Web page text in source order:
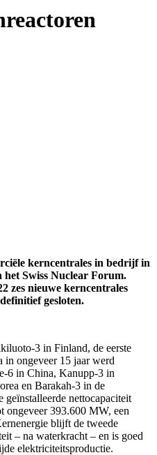
kerncentrales in bedrijf in
het Swiss Nuclear Forum.
zes nieuwe kerncentrales
gesloten.
3 in Finland, de eerste
in ongeveer 15 jaar werd
6 in China, Kanupp-3 in
en Barakah-3 in de
nettocapaciteit
ongeveer 393.600 MW, een
blijft de tweede
– na waterkracht – en is goed
elektriciteitsproductie.